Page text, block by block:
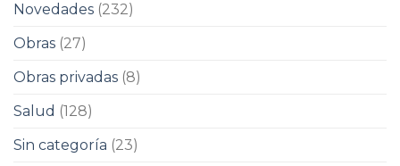
Novedades (232)
Obras (27)
Obras privadas (8)
Salud (128)
Sin categoría (23)